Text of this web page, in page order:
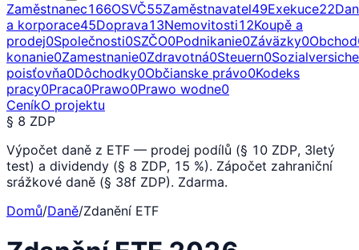
Zaměstnanec166OSVČ55Zaměstnavatel49Exekuce22
a korporace45Doprava13Nemovitosti12Koupě a
prodej0Společnosti0SZČO0Podnikanie0Záväzky0Obchod
konanie0Zamestnanie0Zdravotná0Steuern0
poisťovňa0Dôchodky0Občianske právo0Kodeks
pracy0Praca0Prawo0Prawo wodne0
CeníkO projektu
§ 8 ZDP
Výpočet daně z ETF — prodej podílů (§ 10 ZDP, 3letý
test) a dividendy (§ 8 ZDP, 15 %). Zápočet zahraniční
srážkové daně (§ 38f ZDP). Zdarma.
Domů/Daně/Zdanění ETF